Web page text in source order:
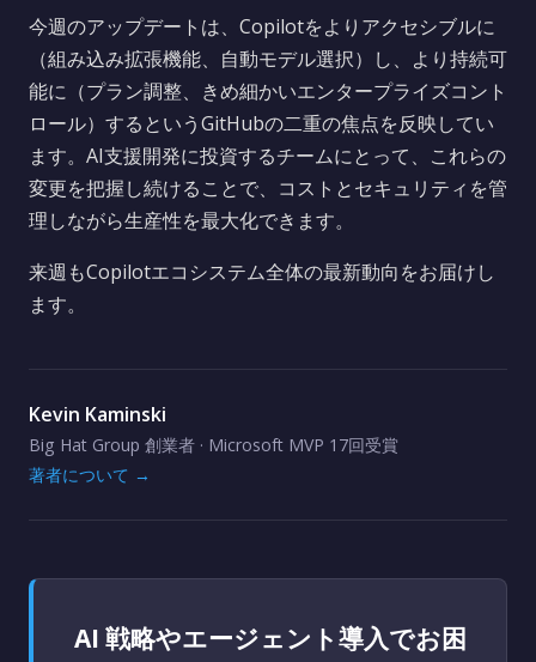
今週のアップデートは、Copilotをよりアクセシブルに
（組み込み拡張機能、自動モデル選択）し、より持続可
能に（プラン調整、きめ細かいエンタープライズコント
ロール）するというGitHubの二重の焦点を反映してい
ます。AI支援開発に投資するチームにとって、これらの
変更を把握し続けることで、コストとセキュリティを管
理しながら生産性を最大化できます。
来週もCopilotエコシステム全体の最新動向をお届けし
ます。
Kevin Kaminski
Big Hat Group 創業者 · Microsoft MVP 17回受賞
著者について →
AI 戦略やエージェント導入でお困